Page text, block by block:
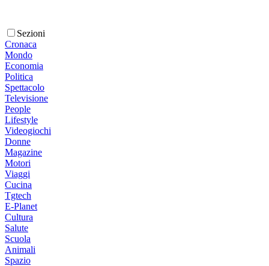
Sezioni
Cronaca
Mondo
Economia
Politica
Spettacolo
Televisione
People
Lifestyle
Videogiochi
Donne
Magazine
Motori
Viaggi
Cucina
Tgtech
E-Planet
Cultura
Salute
Scuola
Animali
Spazio